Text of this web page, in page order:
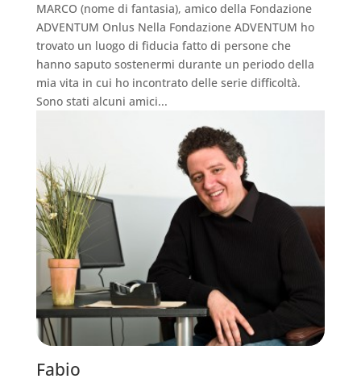
MARCO (nome di fantasia), amico della Fondazione
ADVENTUM Onlus Nella Fondazione ADVENTUM ho
trovato un luogo di fiducia fatto di persone che
hanno saputo sostenermi durante un periodo della
mia vita in cui ho incontrato delle serie difficoltà.
Sono stati alcuni amici...
Fabio